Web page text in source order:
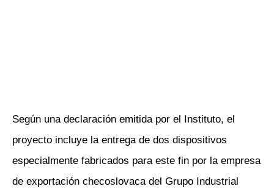
Según una declaración emitida por el Instituto, el
proyecto incluye la entrega de dos dispositivos
especialmente fabricados para este fin por la empresa
de exportación checoslovaca del Grupo Industrial